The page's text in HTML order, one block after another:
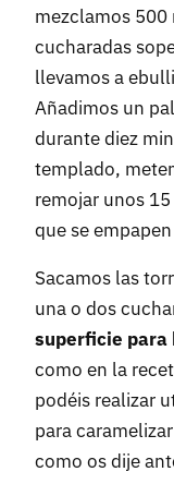
mezclamos
cucharadas
llevamos a
Añadimos un
durante diez
templado,
remojar unos
que se
Sacamos las
una o dos
superficie para
como en la
podéis realizar
para
como os dije